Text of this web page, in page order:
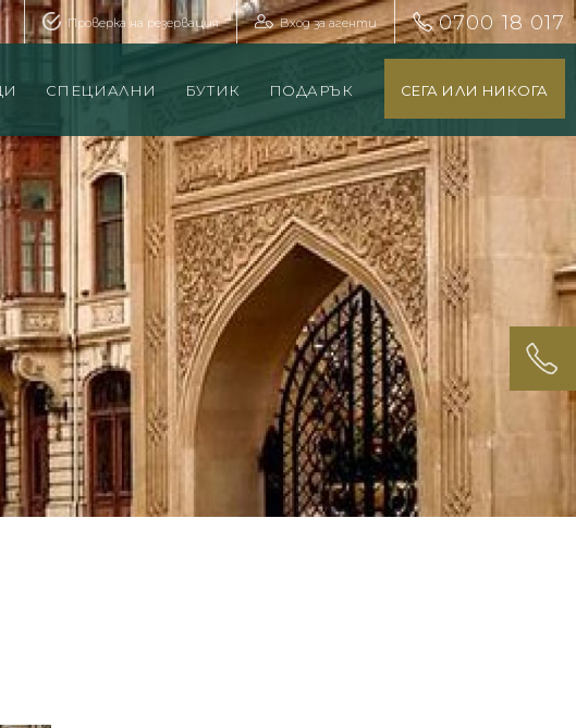
0700 18 017
Вход за агенти
Проверка на резервация
СЕГА ИЛИ НИКОГА
СПЕЦИАЛНИ БУТИК ПОДАРЪК